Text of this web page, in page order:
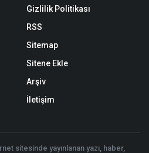
Gizlilik Politikası
RSS
Sitemap
Sitene Ekle
Arşiv
İletişim
sitesinde yayınlanan yazı, haber,